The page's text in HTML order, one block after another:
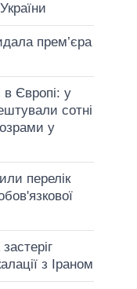
прем’єра
в Європі: у
сотні
у
перелік
з Іраном